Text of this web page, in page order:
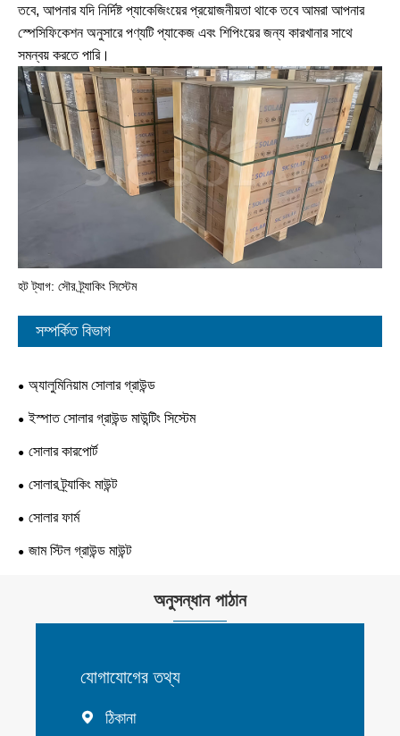
তবে, আপনার যদি নির্দিষ্ট প্যাকেজিংয়ের প্রয়োজনীয়তা থাকে তবে আমরা আপনার
স্পেসিফিকেশন অনুসারে পণ্যটি প্যাকেজ এবং শিপিংয়ের জন্য কারখানার সাথে
সমন্বয় করতে পারি।
হট ট্যাগ: সৌর ট্র্যাকিং সিস্টেম
সম্পর্কিত বিভাগ
অ্যালুমিনিয়াম সোলার গ্রাউন্ড
ইস্পাত সোলার গ্রাউন্ড মাউন্টিং সিস্টেম
সোলার কারপোর্ট
সোলার ট্র্যাকিং মাউন্ট
সোলার ফার্ম
জাম স্টিল গ্রাউন্ড মাউন্ট
অনুসন্ধান পাঠান
যোগাযোগের তথ্য
 ঠিকানা